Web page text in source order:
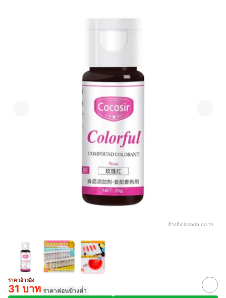
อ้างอิง:lazada.co.th
ราคาอ้างอิง
31 บาท ราคาค่อนข้างต่ำ